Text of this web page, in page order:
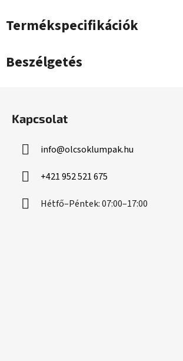
Termékspecifikációk
Beszélgetés
Kapcsolat
info@olcsoklumpak.hu
+421 952 521 675
Hétfő–Péntek: 07:00–17:00